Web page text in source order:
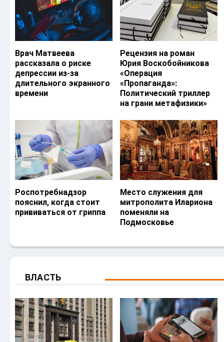
Врач Матвеева
рассказала о риске
депрессии из-за
длительного экранного
времени
Рецензия на роман
Юрия Воскобойникова
«Операция
«Пропаганда»:
Политический триллер
на грани метафизики»
Роспотребнадзор
пояснил, когда стоит
прививаться от гриппа
Место служения для
митрополита Илариона
поменяли на
Подмосковье
ВЛАСТЬ